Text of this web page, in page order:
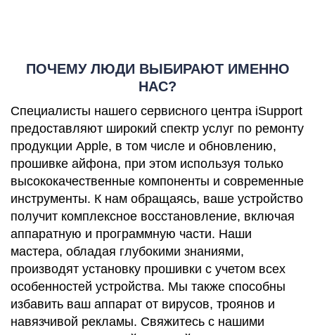
ПОЧЕМУ ЛЮДИ ВЫБИРАЮТ ИМЕННО
НАС?
Специалисты нашего сервисного центра iSupport
предоставляют широкий спектр услуг по ремонту
продукции Apple, в том числе и обновлению,
прошивке айфона, при этом используя только
высококачественные компоненты и современные
инструменты. К нам обращаясь, ваше устройство
получит комплексное восстановление, включая
аппаратную и программную части. Наши
мастера, обладая глубокими знаниями,
производят установку прошивки с учетом всех
особенностей устройства. Мы также способны
избавить ваш аппарат от вирусов, троянов и
навязчивой рекламы. Свяжитесь с нашими